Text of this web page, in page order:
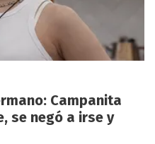
Campanita
se negó a irse y